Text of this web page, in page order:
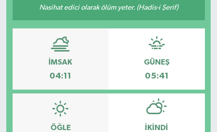
Nasihat edici olarak ölüm yeter. (Hadis-i Şerif)
İMSAK
04:11
GÜNEŞ
05:41
ÖĞLE İKINDI